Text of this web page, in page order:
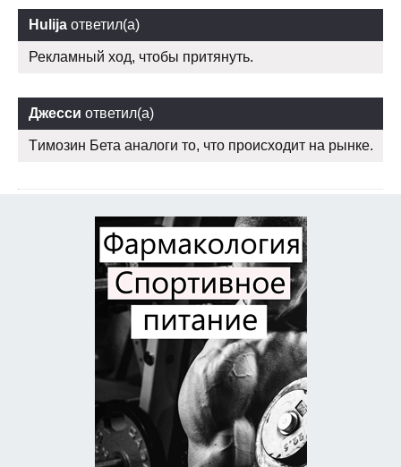
Hulija ответил(а)
Рекламный ход, чтобы притянуть.
Джесси ответил(а)
Tимозин Бета аналоги то, что происходит на рынке.